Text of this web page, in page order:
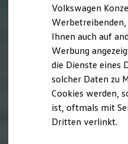
Förderung &
Autonomes Fahren
Mehr zum ID. Buzz
Online
California Club
California Magazin
Vanlife
Volkswagen
Ihnen auch auf
Werbung
die Dienste eines
solcher Daten zu
Cookies werden,
ist, oftmals mit
Dritten verlinkt.